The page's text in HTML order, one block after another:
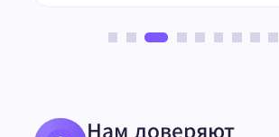
Нам доверяют